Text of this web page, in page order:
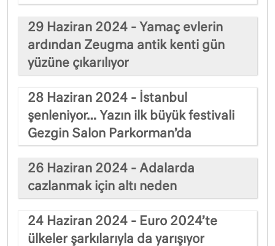
29 Haziran 2024 - Yamaç evlerin
ardından Zeugma antik kenti gün
yüzüne çıkarılıyor
28 Haziran 2024 - İstanbul
şenleniyor… Yazın ilk büyük festivali
Gezgin Salon Parkorman’da
26 Haziran 2024 - Adalarda
cazlanmak için altı neden
24 Haziran 2024 - Euro 2024’te
ülkeler şarkılarıyla da yarışıyor